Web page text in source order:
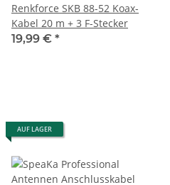
Renkforce SKB 88-52 Koax-
Kabel 20 m + 3 F-Stecker
19,99 € *
AUF LAGER